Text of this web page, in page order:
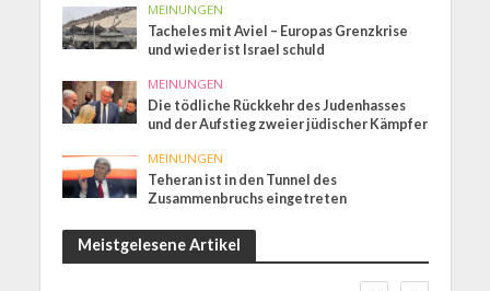
MEINUNGEN
Tacheles mit Aviel – Europas Grenzkrise
und wieder ist Israel schuld
MEINUNGEN
Die tödliche Rückkehr des Judenhasses
und der Aufstieg zweier jüdischer Kämpfer
MEINUNGEN
Teheran ist in den Tunnel des
Zusammenbruchs eingetreten
Meistgelesene Artikel